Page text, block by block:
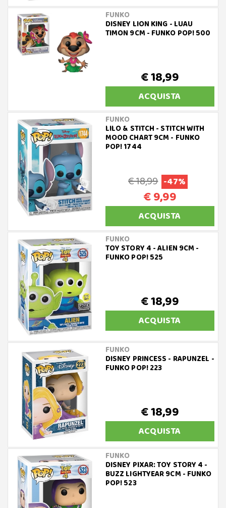
FUNKO
DISNEY LION KING - LUAU
TIMON 9CM - FUNKO POP! 500
€ 18,99
ACQUISTA
FUNKO
LILO & STITCH - STITCH WITH
MOOD CHART 9CM - FUNKO
POP! 1744
€ 18,99 -47%
€ 9,99
ACQUISTA
FUNKO
TOY STORY 4 - ALIEN 9CM -
FUNKO POP! 525
€ 18,99
ACQUISTA
FUNKO
DISNEY PRINCESS - RAPUNZEL -
FUNKO POP! 223
€ 18,99
ACQUISTA
FUNKO
DISNEY PIXAR: TOY STORY 4 -
BUZZ LIGHTYEAR 9CM - FUNKO
POP! 523